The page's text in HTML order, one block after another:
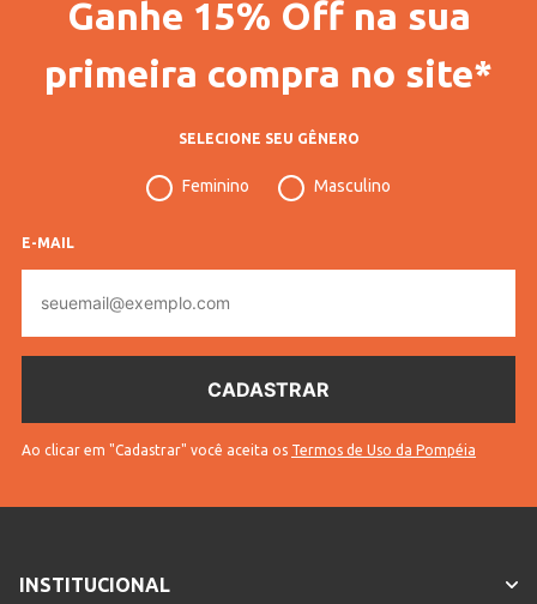
Código Completo 10205405194901
Confecção Convencional
Adulto
Curta
Cores
Ganhe 15% Off na sua
primeira compra no site*
SELECIONE SEU GÊNERO
Feminino Masculino
E-MAIL
mail
Ao clicar em "Cadastrar" você aceita os Termos de Uso da Pompéia
INSTITUCIONAL